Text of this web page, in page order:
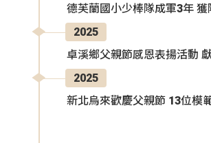
德芙蘭國小少棒隊成軍3年 獲
2025
卓溪鄉父親節感恩表揚活動
2025
新北烏來歡慶父親節 13位模